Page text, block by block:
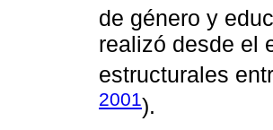
de género y
realizó desde el
estructurales
2001).